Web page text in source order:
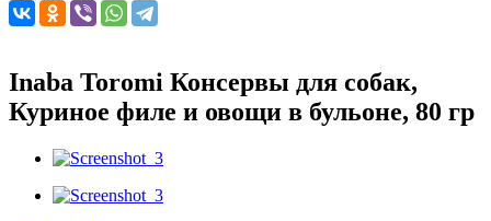
Inaba Toromi Консервы для собак,
Куриное филе и овощи в бульоне, 80 гр